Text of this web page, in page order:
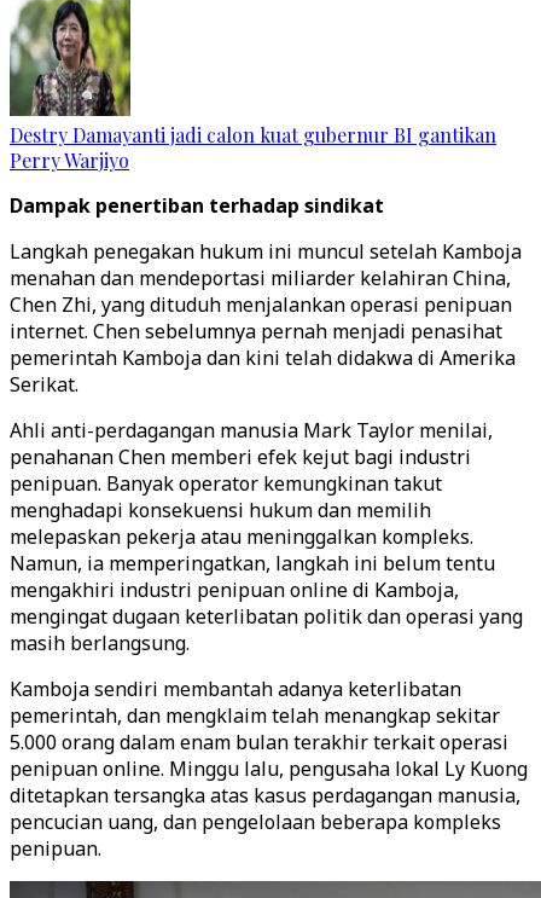
Destry Damayanti jadi calon kuat gubernur BI gantikan
Perry Warjiyo
Dampak penertiban terhadap sindikat
Langkah penegakan hukum ini muncul setelah Kamboja
menahan dan mendeportasi miliarder kelahiran China,
Chen Zhi, yang dituduh menjalankan operasi penipuan
internet. Chen sebelumnya pernah menjadi penasihat
pemerintah Kamboja dan kini telah didakwa di Amerika
Serikat.
Ahli anti-perdagangan manusia Mark Taylor menilai,
penahanan Chen memberi efek kejut bagi industri
penipuan. Banyak operator kemungkinan takut
menghadapi konsekuensi hukum dan memilih
melepaskan pekerja atau meninggalkan kompleks.
Namun, ia memperingatkan, langkah ini belum tentu
mengakhiri industri penipuan online di Kamboja,
mengingat dugaan keterlibatan politik dan operasi yang
masih berlangsung.
Kamboja sendiri membantah adanya keterlibatan
pemerintah, dan mengklaim telah menangkap sekitar
5.000 orang dalam enam bulan terakhir terkait operasi
penipuan online. Minggu lalu, pengusaha lokal Ly Kuong
ditetapkan tersangka atas kasus perdagangan manusia,
pencucian uang, dan pengelolaan beberapa kompleks
penipuan.